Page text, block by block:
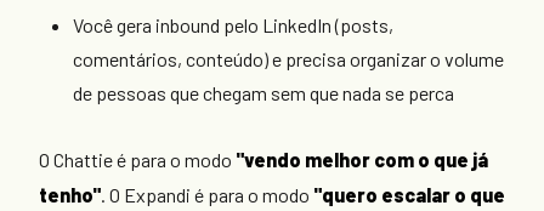
Você gera inbound pelo LinkedIn (posts,
comentários, conteúdo) e precisa organizar o volume
de pessoas que chegam sem que nada se perca
O Chattie é para o modo "vendo melhor com o que já
tenho". O Expandi é para o modo "quero escalar o que